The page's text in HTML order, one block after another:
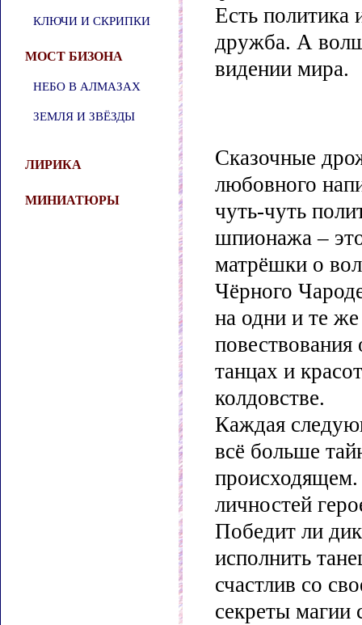
КЛЮЧИ И СКРИПКИ
МОСТ БИЗОНА
НЕБО В АЛМАЗАХ
ЗЕМЛЯ И ЗВЁЗДЫ
ЛИРИКА
МИНИАТЮРЫ
Есть политика
дружба. А
видении мира.
Сказочные
любовного
чуть-чуть
шпионажа –
матрёшки о
Чёрного
на одни и те
танцах и
колдовстве.
Каждая
всё больше
происходящем.
личностей
Победит ли
исполнить
счастлив со
секреты магии